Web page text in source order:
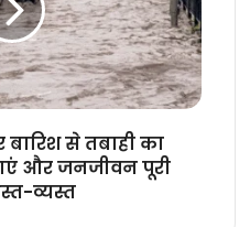
से तबाही का
और जनजीवन पूरी
व्यस्त